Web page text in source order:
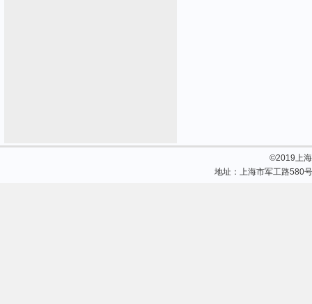
©2019上
地址：上海市军工路